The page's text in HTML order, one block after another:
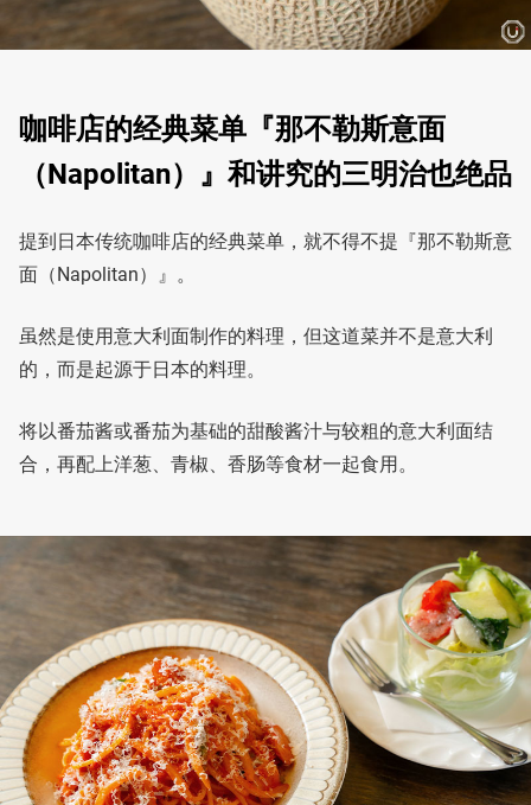
咖啡店的经典菜单『那不勒斯意面
（Napolitan）』和讲究的三明治也绝品
提到日本传统咖啡店的经典菜单，就不得不提『那不勒斯意
面（Napolitan）』。
虽然是使用意大利面制作的料理，但这道菜并不是意大利
的，而是起源于日本的料理。
将以番茄酱或番茄为基础的甜酸酱汁与较粗的意大利面结
合，再配上洋葱、青椒、香肠等食材一起食用。